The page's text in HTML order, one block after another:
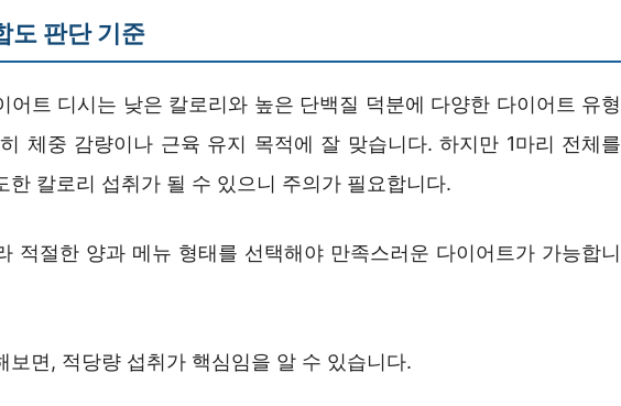
도 판단 기준
어트 디시는 낮은 칼로리와 높은 단백질 덕분에 다양한 다이어트 유형
체중 감량이나 근육 유지 목적에 잘 맞습니다. 하지만 1마리 전체를
한 칼로리 섭취가 될 수 있으니 주의가 필요합니다.
적절한 양과 메뉴 형태를 선택해야 만족스러운 다이어트가 가능합니
보면, 적당량 섭취가 핵심임을 알 수 있습니다.